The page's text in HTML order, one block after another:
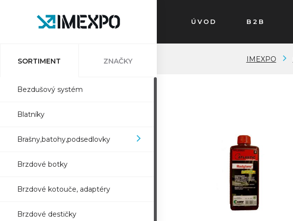
SORTIMENT ZNAČKY
Bezdušový systém
Blatníky
Brašny,batohy,podsedlovky
Brzdové botky
Brzdové kotouče, adaptéry
Brzdové destičky
ÚVOD B2B
IMEXPO